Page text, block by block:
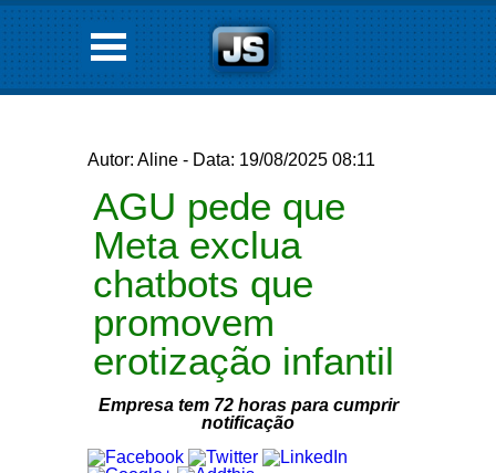
Autor: Aline - Data: 19/08/2025 08:11
AGU pede que
Meta exclua
chatbots que
promovem
erotização infantil
Empresa tem 72 horas para cumprir
notificação